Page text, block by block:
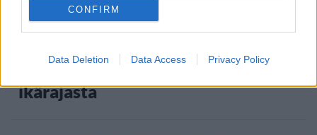
CONFIRM
Data Deletion Data Access Privacy Policy
UUTISET
Leskeneläke ei kuulu kaikille –
Kela muistuttaa tärkeästä
ikärajasta